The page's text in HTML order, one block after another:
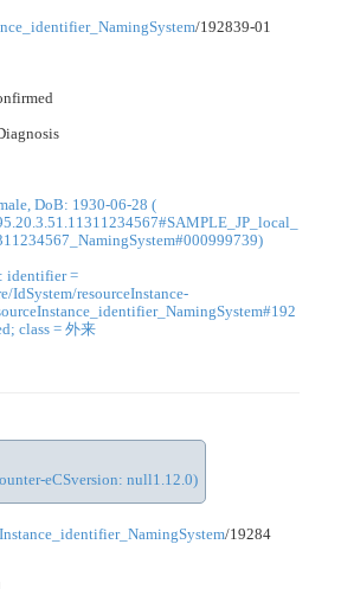
/192839-01
DoB: 1930-06-28 (
identifier =
resourceInstance-
class = 外来
eCSversion: null1.12.0)
/19284